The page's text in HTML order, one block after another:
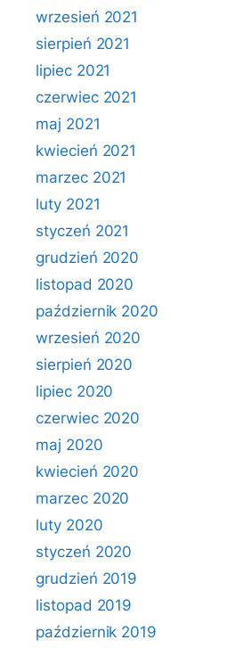
wrzesień 2021
sierpień 2021
lipiec 2021
czerwiec 2021
maj 2021
kwiecień 2021
marzec 2021
luty 2021
styczeń 2021
grudzień 2020
listopad 2020
październik 2020
wrzesień 2020
sierpień 2020
lipiec 2020
czerwiec 2020
maj 2020
kwiecień 2020
marzec 2020
luty 2020
styczeń 2020
grudzień 2019
listopad 2019
październik 2019